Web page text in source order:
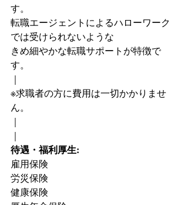
す。
転職エージェントによるハローワーク
では受けられないような
きめ細やかな転職サポートが特徴で
す。
｜
※求職者の方に費用は一切かかりませ
ん。
｜
｜
待遇・福利厚生:
雇用保険
労災保険
健康保険